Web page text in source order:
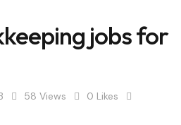
jobs for
58 Views 0 Likes